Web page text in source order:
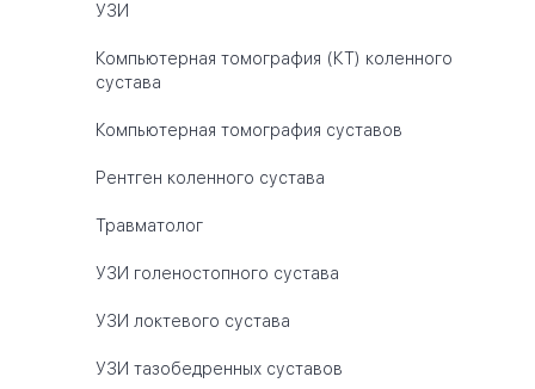
УЗИ
Компьютерная томография (КТ) коленного
сустава
Компьютерная томография суставов
Рентген коленного сустава
Травматолог
УЗИ голеностопного сустава
УЗИ локтевого сустава
УЗИ тазобедренных суставов